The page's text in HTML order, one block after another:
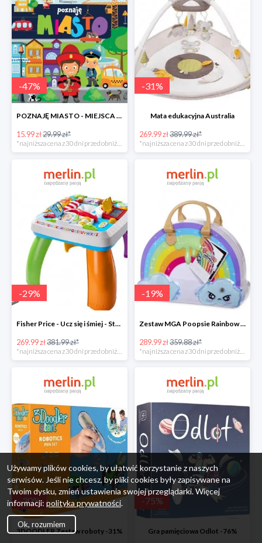
-47%
POZNAJĘ MIASTO - MIEJSCA LUDZIE POJAZDY ZWIERZĘTA -47%
15.99 zł29.99 zł*
*najniższa cena z 30 dni przed obniżką
-31%
Mata edukacyjna Australia
269.99 zł389.99 zł*
*najniższa cena z 30 dni przed obniżką
-29%
Fisher Price - Ucz się i śmiej - Stolik interaktywny
269.99 zł381.99 zł*
-19%
Zestaw MGA Poopsie Rainbow Surprise Slime Kit -20%
289.99 zł359.88 zł*
-30%
3DOODLER Zestaw roboty -31%
-75%
Gra pamięciowa Odlot -76%
Używamy plików cookies, by ułatwić korzystanie z naszych
serwisów. Jeśli nie chcesz, by pliki cookies były zapisywane na
Twoim dysku, zmień ustawienia swojej przeglądarki. Więcej
informacji: polityka prywatności.
Ok, rozumiem